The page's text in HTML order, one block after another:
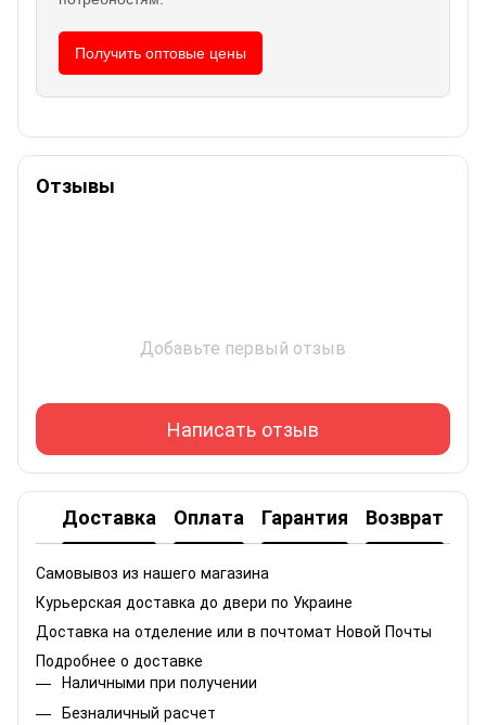
Получить оптовые цены
Отзывы
Добавьте первый отзыв
Написать отзыв
Доставка Оплата Гарантия Возврат
Самовывоз из нашего магазина
Курьерская доставка до двери по Украине
Доставка на отделение или в почтомат Новой Почты
Подробнее о доставке
Наличными при получении
Безналичный расчет